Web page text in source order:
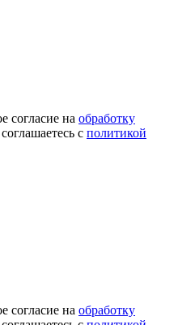
согласие на обработку
с политикой
согласие на обработку